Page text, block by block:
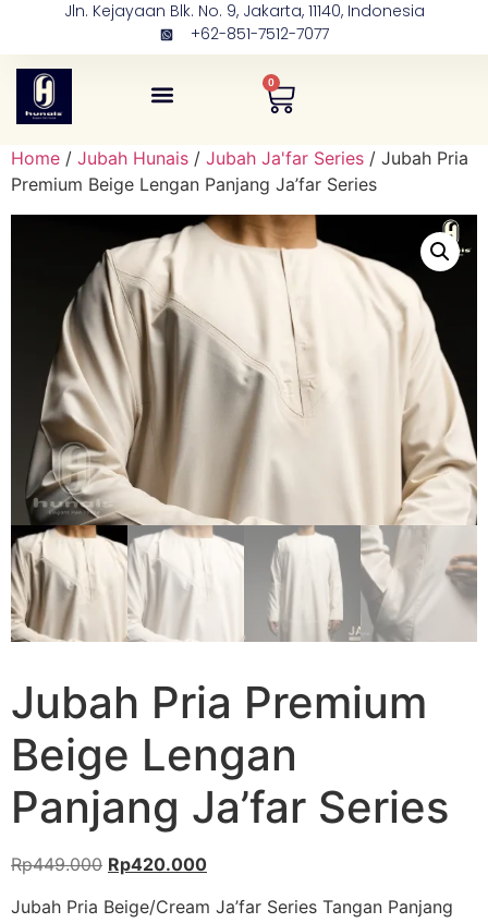
Jln. Kejayaan Blk. No. 9, Jakarta, 11140, Indonesia
+62-851-7512-7077
0
Home / Jubah Hunais / Jubah Ja'far Series / Jubah Pria
Premium Beige Lengan Panjang Ja’far Series
Jubah Pria Premium
Beige Lengan
Panjang Ja’far Series
Rp449.000 Rp420.000
Jubah Pria Beige/Cream Ja’far Series Tangan Panjang